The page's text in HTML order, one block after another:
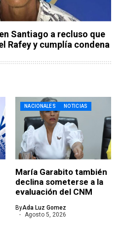
Santiago a recluso que
Rafey y cumplía condena
NACIONALES NOTICIAS
María Garabito también
declina someterse a la
evaluación del CNM
ByAda Luz Gomez
Agosto 5, 2026